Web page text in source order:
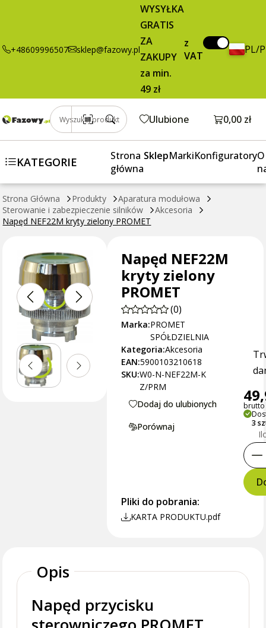
+48609996507 sklep@fazowy.pl
WYSYŁKA
GRATIS
ZA
ZAKUPY
za min.
49 zł
z
VAT
PL/
Wyszukaj produkt Ulubione Otwórz
0,00 zł
KATEGORIE
Strona
główna
SklepMarkiKonfiguratoryO
Strona Główna Produkty
Aparatura modułowa
Sterowanie i zabezpieczenie silników
Akcesoria
Napęd NEF22M kryty zielony PROMET
Napęd NEF22M
kryty zielony
PROMET
(0)
Marka:PROMET
SPÓŁDZIELNIA
Kategoria:Akcesoria
EAN:5900103210618
SKU:W0-N-NEF22M-K
Z/PRM
Dodaj do ulubionych
Porównaj
brutto
3
Pliki do pobrania:
KARTA PRODUKTU.pdf
Opis
Napęd przycisku